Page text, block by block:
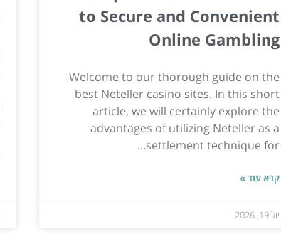
to Secure and Convenient
Online Gambling
Welcome to our thorough guide on the
best Neteller casino sites. In this short
article, we will certainly explore the
advantages of utilizing Neteller as a
settlement technique for...
קרא עוד »
יול 19, 2026